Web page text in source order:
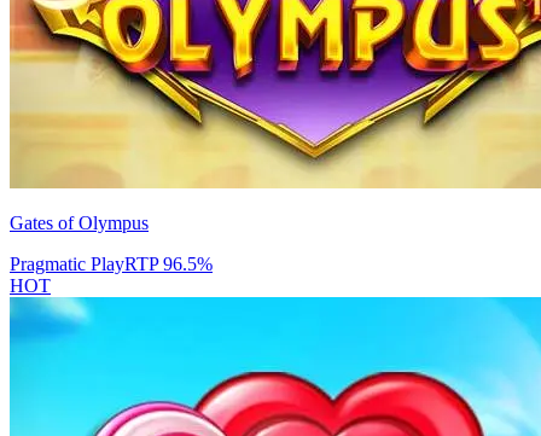
Gates of Olympus
Pragmatic PlayRTP96.5%
HOT